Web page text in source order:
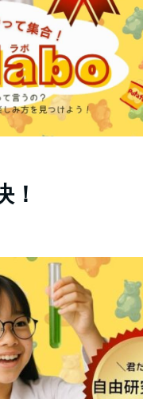
！